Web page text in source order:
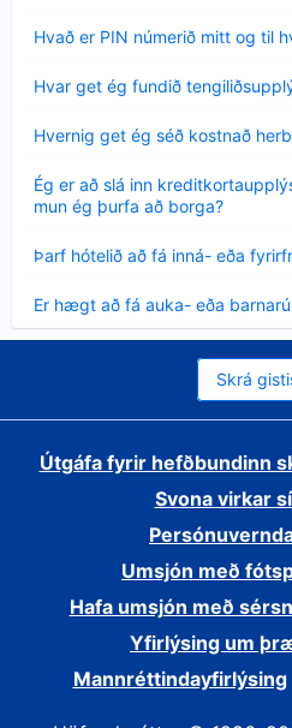
Hvað er PIN númerið mitt og til
sýnt
Hvar get ég fundið
sýnt
Hvernig get ég séð kostnað
sýnt
Ég er að slá inn
mun ég þurfa að borga?
Minna
sýnt
Þarf hótelið að fá inná- eða
sýnt
Er hægt að fá auka- eða
sýnt
Skrá
Útgáfa fyrir hefðbundinn
Svona virkar
Umsjón með
Hafa umsjón með
Yfirlýsing um
Mannréttindayfirlýsing